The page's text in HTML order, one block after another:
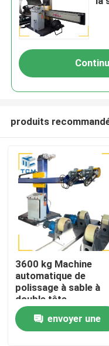
À la maison
Produits
À propos de nous
produits
3600 kg Machine
automatique de
polissage à sable à
double tête
industrielle pour
navire-citerne
envoyer une